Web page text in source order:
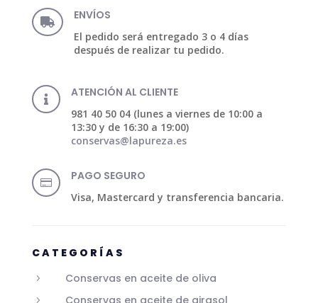
 ENVÍOS
El pedido será entregado 3 o 4 días
después de realizar tu pedido.
 ATENCIÓN AL CLIENTE
981 40 50 04 (lunes a viernes de 10:00 a
13:30 y de 16:30 a 19:00)
conservas@lapureza.es
 PAGO SEGURO
Visa, Mastercard y transferencia bancaria.
CATEGORÍAS
5 Conservas en aceite de oliva
5